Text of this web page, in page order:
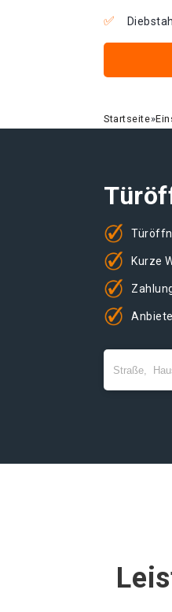
Startseite»
Kurze